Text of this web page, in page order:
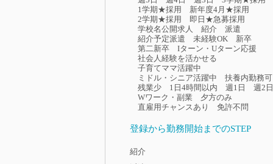
1学期★採用
新年度4月★採用
2学期★採用
即日★急募採用
学校名公開求人
紹介
派遣
紹介予定派遣
未経験OK
新卒
第二新卒
Iターン・Uターン応援
社会人経験を活かせる
子育てママ活躍中
ミドル・シニア活躍中
扶養内勤務可
残業少
1日4時間以内 週1日
週2日
Wワーク・副業
夕方のみ
直雇用チャンスあり
免許不問
登録から勤務開始までのSTEP
紹介